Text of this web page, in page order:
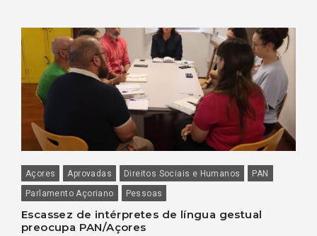
Açores Aprovadas Direitos Sociais e Humanos
PAN
Parlamento Açoriano
Pessoas
Escassez de intérpretes de língua gestual
preocupa PAN/Açores